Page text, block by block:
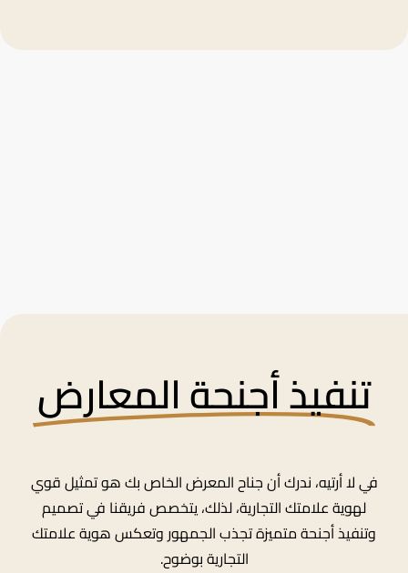
تنفيذ أجنحة المعارض
في لا أرتيه، ندرك أن جناح المعرض الخاص بك هو تمثيل قوي
لهوية علامتك التجارية، لذلك، يتخصص فريقنا في تصميم
وتنفيذ أجنحة متميزة تجذب الجمهور وتعكس هوية علامتك
التجارية بوضوح.